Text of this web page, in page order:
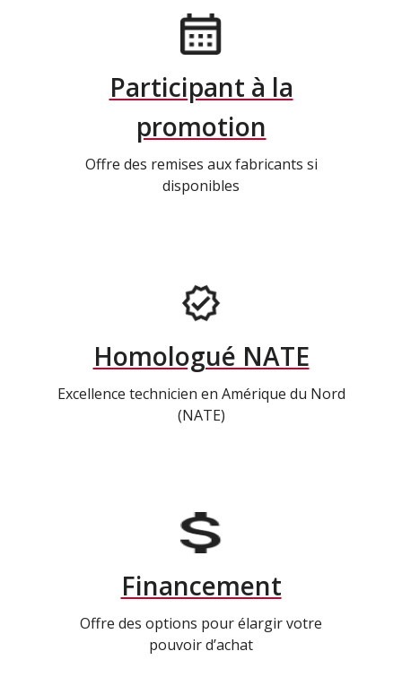
Participant à la
promotion
Offre des remises aux fabricants si
disponibles
Homologué NATE
Excellence technicien en Amérique du Nord
(NATE)
Financement
Offre des options pour élargir votre
pouvoir d’achat